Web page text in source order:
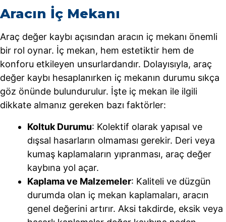
Aracın İç Mekanı
Araç değer kaybı açısından aracın iç mekanı önemli
bir rol oynar. İç mekan, hem estetiktir hem de
konforu etkileyen unsurlardandır. Dolayısıyla, araç
değer kaybı hesaplanırken iç mekanın durumu sıkça
göz önünde bulundurulur. İşte iç mekan ile ilgili
dikkate almanız gereken bazı faktörler:
Koltuk Durumu: Kolektif olarak yapısal ve
dışsal hasarların olmaması gerekir. Deri veya
kumaş kaplamaların yıpranması, araç değer
kaybına yol açar.
Kaplama ve Malzemeler: Kaliteli ve düzgün
durumda olan iç mekan kaplamaları, aracın
genel değerini artırır. Aksi takdirde, eksik veya